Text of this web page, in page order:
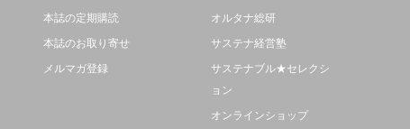
本誌の定期購読
本誌のお取り寄せ
メルマガ登録
オルタナ総研
サステナ経営塾
サステナブル★セレクシ
ョン
オンラインショップ